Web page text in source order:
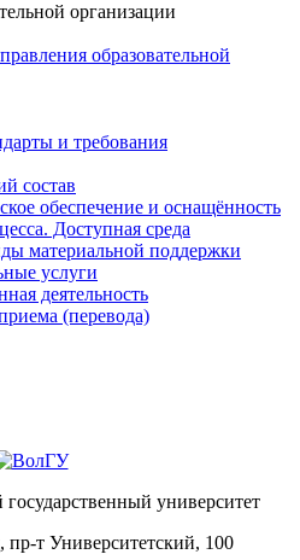
организации
образовательной
и требования
состав
обеспечение и оснащённость
Доступная среда
материальной поддержки
услуги
деятельность
(перевода)
университет
пр-т Университетский, 100